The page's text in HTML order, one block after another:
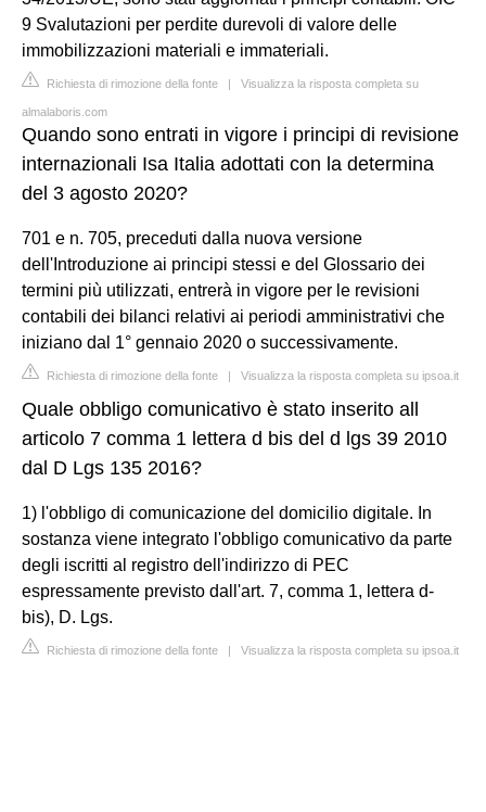
9 Svalutazioni per perdite durevoli di valore delle
immobilizzazioni materiali e immateriali.
Richiesta di rimozione della fonte | Visualizza la risposta completa su
almalaboris.com
Quando sono entrati in vigore i principi di revisione
internazionali Isa Italia adottati con la determina
del 3 agosto 2020?
701 e n. 705, preceduti dalla nuova versione
dell'Introduzione ai principi stessi e del Glossario dei
termini più utilizzati, entrerà in vigore per le revisioni
contabili dei bilanci relativi ai periodi amministrativi che
iniziano dal 1° gennaio 2020 o successivamente.
Richiesta di rimozione della fonte | Visualizza la risposta completa su ipsoa.it
Quale obbligo comunicativo è stato inserito all
articolo 7 comma 1 lettera d bis del d lgs 39 2010
dal D Lgs 135 2016?
1) l'obbligo di comunicazione del domicilio digitale. In
sostanza viene integrato l'obbligo comunicativo da parte
degli iscritti al registro dell'indirizzo di PEC
espressamente previsto dall'art. 7, comma 1, lettera d-
bis), D. Lgs.
Richiesta di rimozione della fonte | Visualizza la risposta completa su ipsoa.it